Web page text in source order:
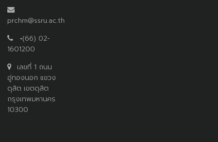
prchm@ssru.ac.th
+(66) 02-
1601200
เลขที่ 1 ถนน
อู่ทองนอก แขวง
ดุสิต เขตดุสิต
กรุงเทพมหานคร
10300